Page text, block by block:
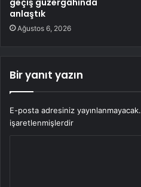
geçiş güzergâhında
anlaştık
Ağustos 6, 2026
Bir yanıt yazın
E-posta adresiniz yayınlanmayacak.
işaretlenmişlerdir